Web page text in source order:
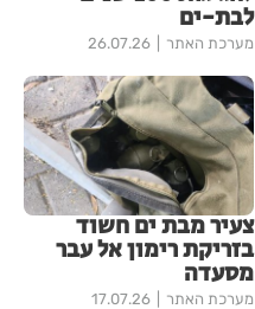
לבת-ים
מערכת האתר 26.07.26
צעיר מבת ים חשוד
בזריקת רימון אל עבר
מסעדה
מערכת האתר 17.07.26